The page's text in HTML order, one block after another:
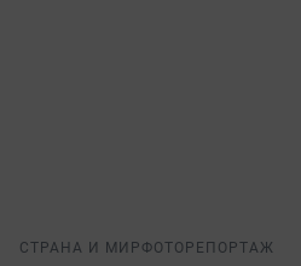
СТРАНА И МИР ФОТОРЕПОРТАЖ